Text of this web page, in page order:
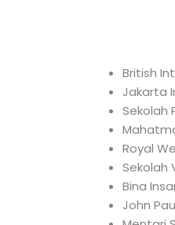
British
Jakarta
Sekolah
Royal
Sekolah
Bina
John